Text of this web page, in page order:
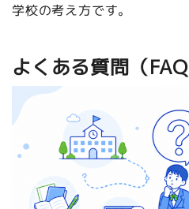
学校の考え方です。
よくある質問（FAQ